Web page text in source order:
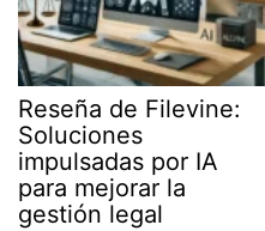
Reseña de Filevine:
Soluciones
impulsadas por IA
para mejorar la
gestión legal